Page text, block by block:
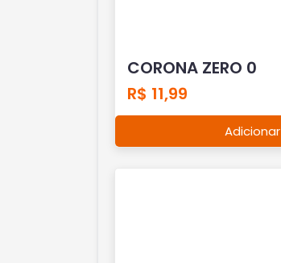
CORONA ZERO 0
R$ 11,99
Adicionar